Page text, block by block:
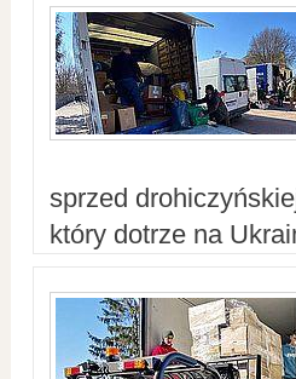
sprzed
który dotrze na